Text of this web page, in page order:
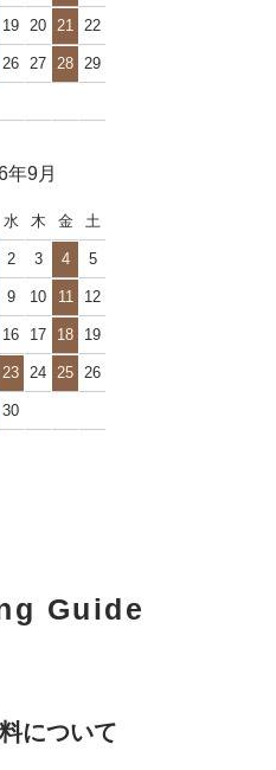
19 20 21 22
26 27 28 29
年9月
水 木 金 土
2 3 4 5
9 10 11 12
16 17 18 19
23 24 25 26
30
Guide
について